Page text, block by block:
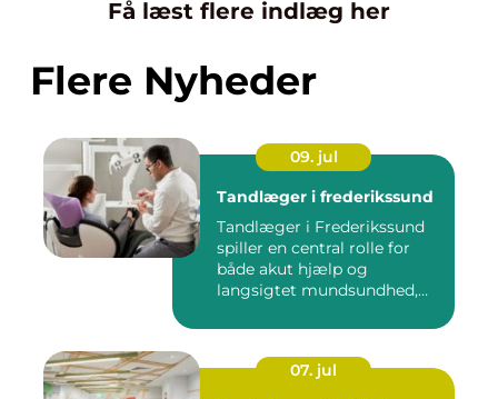
Få læst flere indlæg her
Flere Nyheder
09. jul
Tandlæger i frederikssund
Tandlæger i Frederikssund
spiller en central rolle for
både akut hjælp og
langsigtet mundsundhed,
07. jul